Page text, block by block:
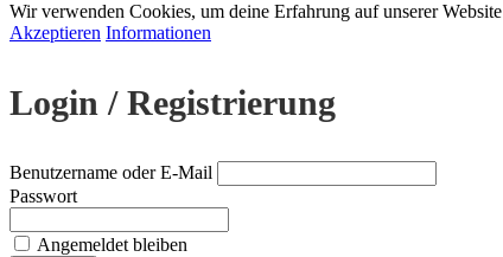
Wir verwenden Cookies, um deine Erfahrung auf unserer
Akzeptieren Informationen
Login / Registrierung
Benutzername oder E-Mail
Passwort
Angemeldet bleiben